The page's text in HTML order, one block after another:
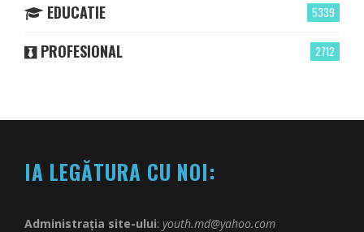
5339
EDUCATIE
2712
PROFESIONAL
IA LEGĂTURA CU NOI:
Administrația site-ului: youth.md@yahoo.com